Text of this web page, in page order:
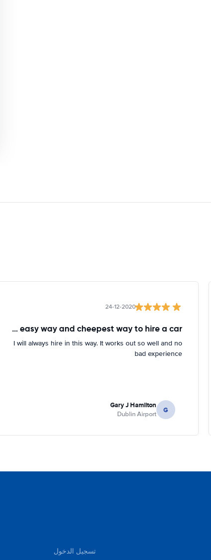
24-12-2020
The easy way and cheepest way to hire a car
I will always hire in this way. It works out so well and no
bad experience
G
Gary J Hamilton
Dublin Airport
تسجيل الدخول